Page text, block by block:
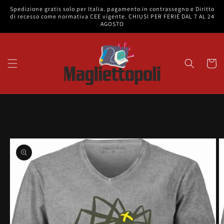
direttamente
ai contenuti
Spedizione gratis solo per Italia. pagamento in contrassegno e Diritto
di recesso come normativa CEE vigente. CHIUSI PER FERIE DAL 7 AL 24
AGOSTO
Carrello